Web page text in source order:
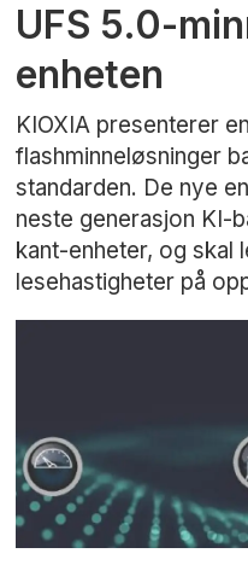
UFS 5.0-
enheten
KIOXIA presenterer
flashminneløsninger
standarden. De nye
neste generasjon KI-
kant-enheter, og skal
lesehastigheter på